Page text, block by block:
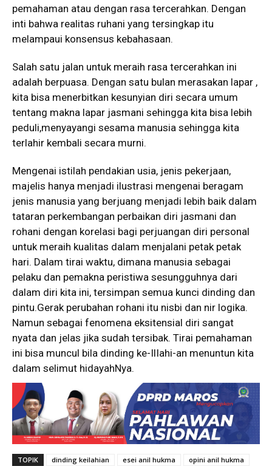
pemahaman atau dengan rasa tercerahkan. Dengan
inti bahwa realitas ruhani yang tersingkap itu
melampaui konsensus kebahasaan.
Salah satu jalan untuk meraih rasa tercerahkan ini
adalah berpuasa. Dengan satu bulan merasakan lapar ,
kita bisa menerbitkan kesunyian diri secara umum
tentang makna lapar jasmani sehingga kita bisa lebih
peduli,menyayangi sesama manusia sehingga kita
terlahir kembali secara murni.
Mengenai istilah pendakian usia, jenis pekerjaan,
majelis hanya menjadi ilustrasi mengenai beragam
jenis manusia yang berjuang menjadi lebih baik dalam
tataran perkembangan perbaikan diri jasmani dan
rohani dengan korelasi bagi perjuangan diri personal
untuk meraih kualitas dalam menjalani petak petak
hari. Dalam tirai waktu, dimana manusia sebagai
pelaku dan pemakna peristiwa sesungguhnya dari
dalam diri kita ini, tersimpan semua kunci dinding dan
pintu.Gerak perubahan rohani itu nisbi dan nir logika.
Namun sebagai fenomena eksitensial diri sangat
nyata dan jelas jika sudah tersibak. Tirai pemahaman
ini bisa muncul bila dinding ke-IlIahi-an menuntun kita
dalam selimut hidayahNya.
TOPIK dinding keilahian esei anil hukma opini anil hukma